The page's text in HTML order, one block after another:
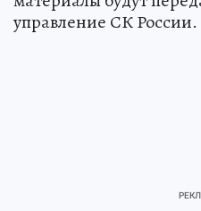
управление СК России.